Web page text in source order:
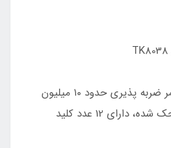
مجهز به 104 عدد کلید با عمر ضربه پذیری حدود ۱۰ میلیون
بار کلیک با حروف فارسی حک شده، دارای 12 عدد کلید